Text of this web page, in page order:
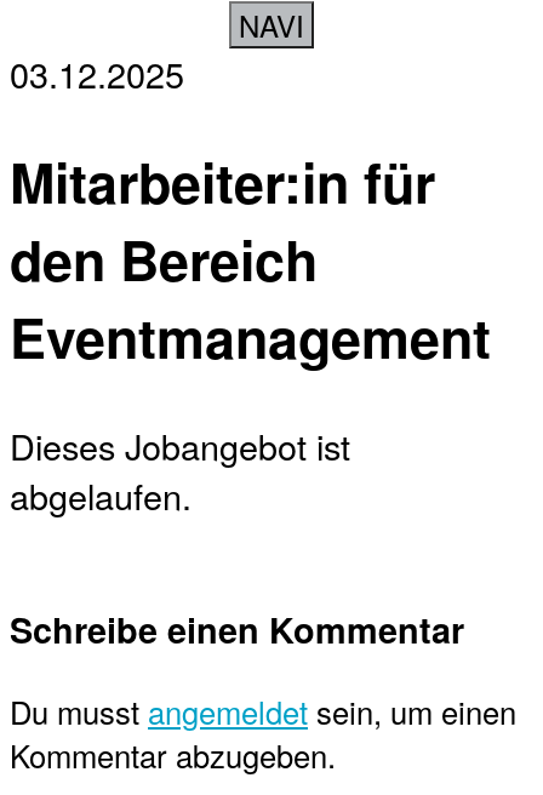
NAVI
03.12.2025
Mitarbeiter:in für
den Bereich
Eventmanagement
Dieses Jobangebot ist
abgelaufen.
Schreibe einen Kommentar
Du musst angemeldet sein, um einen
Kommentar abzugeben.